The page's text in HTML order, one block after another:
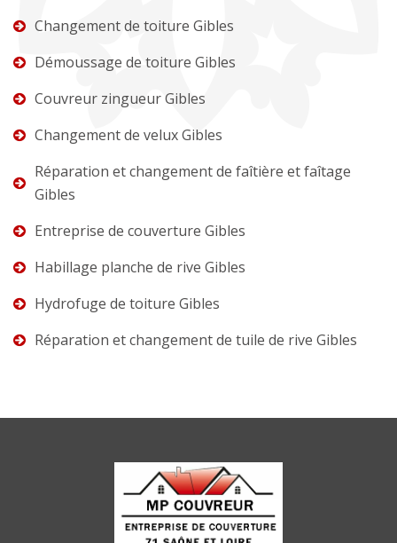
Changement de toiture Gibles
Démoussage de toiture Gibles
Couvreur zingueur Gibles
Changement de velux Gibles
Réparation et changement de faîtière et faîtage
Gibles
Entreprise de couverture Gibles
Habillage planche de rive Gibles
Hydrofuge de toiture Gibles
Réparation et changement de tuile de rive Gibles